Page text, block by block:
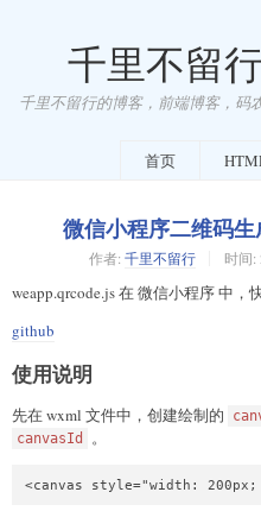
千里不留
千里不留行的博客，前端博客，码
首页
微信小程序二维码
作者: 千里不留行 时间:
weapp.qrcode.js 在 微信小程序 中，
github
使用说明
先在 wxml 文件中，创建绘制的
canvasId 。
<canvas style="width: 200px;